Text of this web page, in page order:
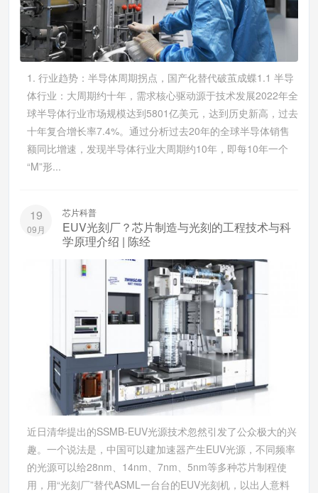
1. 行业趋势：半导体周期拐点，国产化替代破茧成蝶1.1 半导
体行业：大周期约十年，需求核心驱动源于技术发展2022年全
球半导体行业市场规模达到5801亿美元，达到历史新高，过去
十年复合增长率7.4%。通过分析过去20年的全球半导体销售
额同比增速，发现半导体行业大周期约10年，即每10年一个
“M”形...
19
09月
芯片科普
EUV光刻厂？芯片制造与光刻的工程技术与科
学原理介绍 | 陈经
近日清华提出的SSMB-EUV光源技术忽然引发了公众极大的兴
趣。一个说法是，中国可以建加速器产生EUV光源，不同频率
的光源可以给28nm、14nm、7nm、5nm等多种芯片制程使
用，用“光刻厂”替代ASML一台台的EUV光刻机，以出人意料